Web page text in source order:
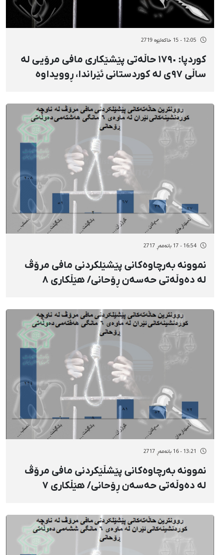
12:05 - 15 خاکەلێوه 2719
کوردپا: ١٧٩٠ حاڵەتی پێشێکاری مافی مرۆیی لە
ساڵی ٩٧ی لە کوردستانی ئێراندا، ڕوویداوە
16:54 - 17 بانەمەڕ 2717
نموونە بەرچاوەکانی پێشێلکردنی مافی مرۆڤ
لە دەوڵەتی حەسەن ڕۆحانی/ هێڵکاری ٨
13:21 - 16 بانەمەڕ 2717
نموونە بەرچاوەکانی پێشڵێکردنی مافی مرۆڤ
لە دەوڵەتی حەسەن ڕۆحانی/ هێڵکاری ٧